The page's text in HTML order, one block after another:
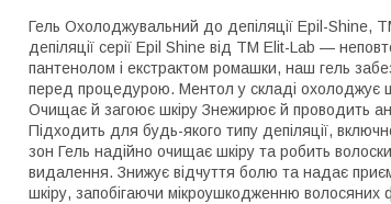
Гель Охолоджувальний до депіляції Epil-Shine,
депіляції серії Epil Shine від ТМ Elit-Lab —
пантенолом і екстрактом ромашки, наш гель
перед процедурою. Ментол у складі охолоджує
Очищає й загоює шкіру Знежирює й проводить
Підходить для будь-якого типу депіляції,
зон Гель надійно очищає шкіру та робить
видалення. Знижує відчуття болю та надає
шкіру, запобігаючи мікроушкодженню волосяних